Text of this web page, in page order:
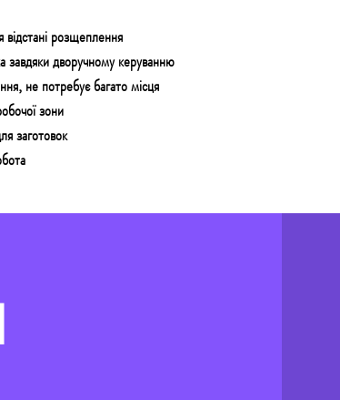
відстані розщеплення
завдяки дворучному керуванню
, не потребує багато місця
зони
заготовок